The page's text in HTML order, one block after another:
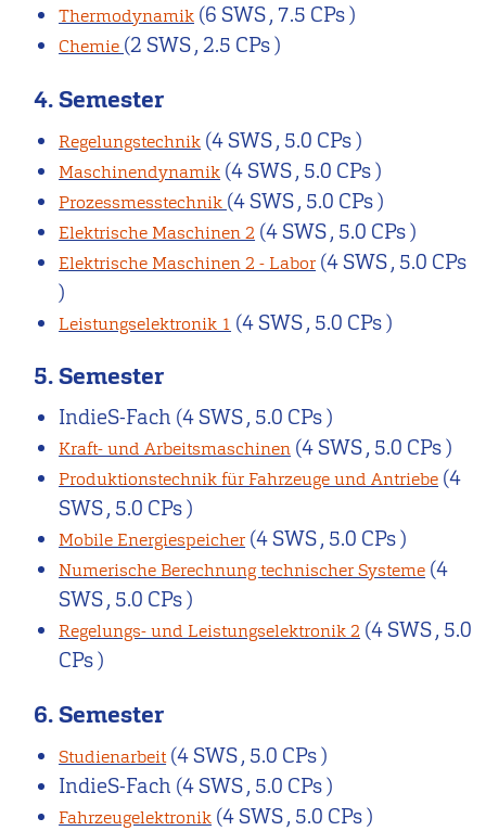
Thermodynamik (6 SWS , 7.5 CPs )
Chemie (2 SWS , 2.5 CPs )
4. Semester
Regelungstechnik (4 SWS , 5.0 CPs )
Maschinendynamik (4 SWS , 5.0 CPs )
Prozessmesstechnik (4 SWS , 5.0 CPs )
Elektrische Maschinen 2 (4 SWS , 5.0 CPs )
Elektrische Maschinen 2 - Labor (4 SWS , 5.0 CPs
)
Leistungselektronik 1 (4 SWS , 5.0 CPs )
5. Semester
IndieS-Fach (4 SWS , 5.0 CPs )
Kraft- und Arbeitsmaschinen (4 SWS , 5.0 CPs )
Produktionstechnik für Fahrzeuge und Antriebe (4
SWS , 5.0 CPs )
Mobile Energiespeicher (4 SWS , 5.0 CPs )
Numerische Berechnung technischer Systeme (4
SWS , 5.0 CPs )
Regelungs- und Leistungselektronik 2 (4 SWS , 5.0
CPs )
6. Semester
Studienarbeit (4 SWS , 5.0 CPs )
IndieS-Fach (4 SWS , 5.0 CPs )
Fahrzeugelektronik (4 SWS , 5.0 CPs )